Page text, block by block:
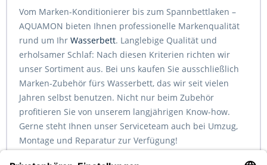
Vom Marken-Konditionierer bis zum Spannbettlaken –
AQUAMON bieten Ihnen professionelle Markenqualität
rund um Ihr Wasserbett. Langlebige Qualität und
erholsamer Schlaf: Nach diesen Kriterien richten wir
unser Sortiment aus. Bei uns kaufen Sie ausschließlich
Marken-Zubehör fürs Wasserbett, das wir seit vielen
Jahren selbst benutzen. Nicht nur beim Zubehör
profitieren Sie von unserem langjährigen Know-how.
Gerne steht Ihnen unser Serviceteam auch bei Umzug,
Montage und Reparatur zur Verfügung!